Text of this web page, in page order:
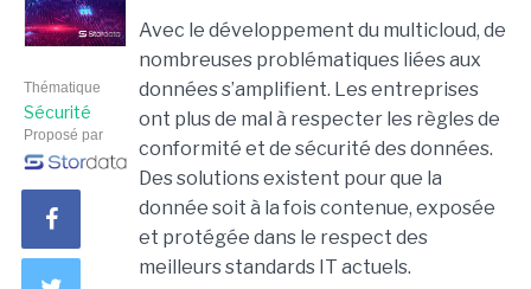
Thématique
Sécurité
Proposé par
Avec le développement du multicloud, de
nombreuses problématiques liées aux
données s’amplifient. Les entreprises
ont plus de mal à respecter les règles de
conformité et de sécurité des données.
Des solutions existent pour que la
donnée soit à la fois contenue, exposée
et protégée dans le respect des
meilleurs standards IT actuels.